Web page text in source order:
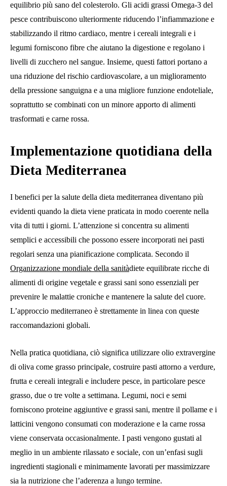
equilibrio più sano del colesterolo. Gli acidi grassi Omega-3 del
pesce contribuiscono ulteriormente riducendo l’infiammazione e
stabilizzando il ritmo cardiaco, mentre i cereali integrali e i
legumi forniscono fibre che aiutano la digestione e regolano i
livelli di zucchero nel sangue. Insieme, questi fattori portano a
una riduzione del rischio cardiovascolare, a un miglioramento
della pressione sanguigna e a una migliore funzione endoteliale,
soprattutto se combinati con un minore apporto di alimenti
trasformati e carne rossa.
Implementazione quotidiana della
Dieta Mediterranea
I benefici per la salute della dieta mediterranea diventano più
evidenti quando la dieta viene praticata in modo coerente nella
vita di tutti i giorni. L’attenzione si concentra su alimenti
semplici e accessibili che possono essere incorporati nei pasti
regolari senza una pianificazione complicata. Secondo il
Organizzazione mondiale della sanitàdiete equilibrate ricche di
alimenti di origine vegetale e grassi sani sono essenziali per
prevenire le malattie croniche e mantenere la salute del cuore.
L’approccio mediterraneo è strettamente in linea con queste
raccomandazioni globali.
Nella pratica quotidiana, ciò significa utilizzare olio extravergine
di oliva come grasso principale, costruire pasti attorno a verdure,
frutta e cereali integrali e includere pesce, in particolare pesce
grasso, due o tre volte a settimana. Legumi, noci e semi
forniscono proteine ​​aggiuntive e grassi sani, mentre il pollame e i
latticini vengono consumati con moderazione e la carne rossa
viene conservata occasionalmente. I pasti vengono gustati al
meglio in un ambiente rilassato e sociale, con un’enfasi sugli
ingredienti stagionali e minimamente lavorati per massimizzare
sia la nutrizione che l’aderenza a lungo termine.